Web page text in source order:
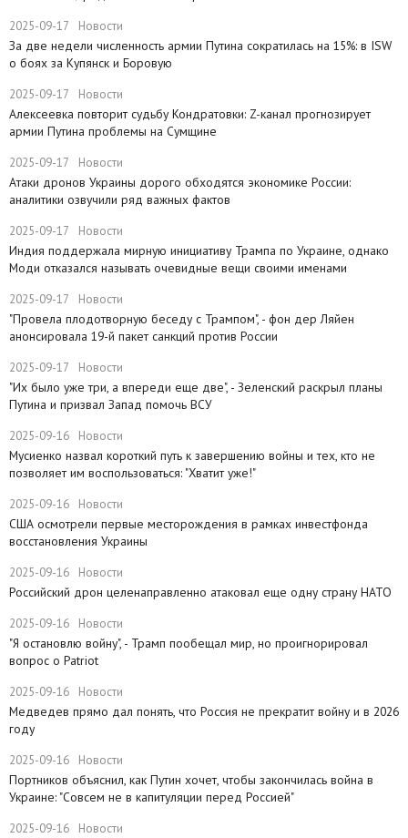
2025-09-17 Новости
​За две недели численность армии Путина сократилась на 15%: в ISW
о боях за Купянск и Боровую
2025-09-17 Новости
​Алексеевка повторит судьбу Кондратовки: Z-канал прогнозирует
армии Путина проблемы на Сумщине
2025-09-17 Новости
​Атаки дронов Украины дорого обходятся экономике России:
аналитики озвучили ряд важных фактов
2025-09-17 Новости
​Индия поддержала мирную инициативу Трампа по Украине, однако
Моди отказался называть очевидные вещи своими именами
2025-09-17 Новости
​"Провела плодотворную беседу с Трампом", - фон дер Ляйен
анонсировала 19-й пакет санкций против России
2025-09-17 Новости
​"Их было уже три, а впереди еще две", - Зеленский раскрыл планы
Путина и призвал Запад помочь ВСУ
2025-09-16 Новости
Мусиенко назвал короткий путь к завершению войны и тех, кто не
позволяет им воспользоваться: "Хватит уже!"
2025-09-16 Новости
США осмотрели первые месторождения в рамках инвестфонда
восстановления Украины
2025-09-16 Новости
Российский дрон целенаправленно атаковал еще одну страну НАТО
2025-09-16 Новости
​"Я остановлю войну", - Трамп пообещал мир, но проигнорировал
вопрос о Patriot
2025-09-16 Новости
Медведев прямо дал понять, что Россия не прекратит войну и в 2026
году
2025-09-16 Новости
Портников объяснил, как Путин хочет, чтобы закончилась война в
Украине: "Совсем не в капитуляции перед Россией"
2025-09-16 Новости